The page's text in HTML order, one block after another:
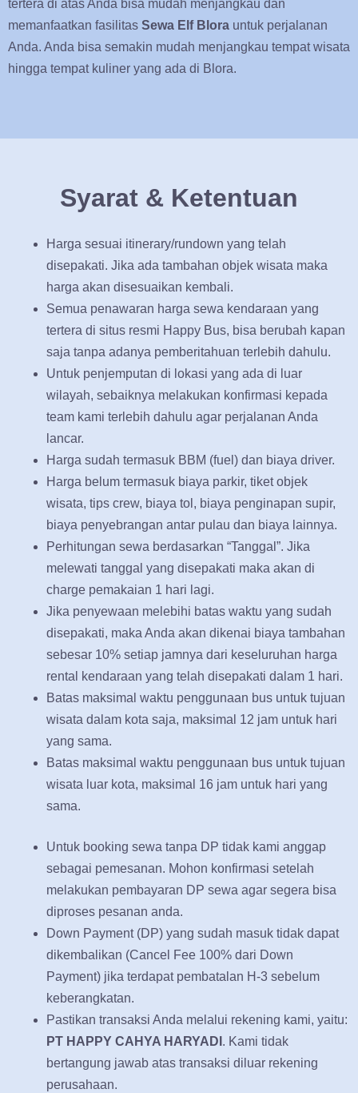
tertera di atas Anda bisa mudah menjangkau dan
memanfaatkan fasilitas Sewa Elf Blora untuk perjalanan
Anda. Anda bisa semakin mudah menjangkau tempat wisata
hingga tempat kuliner yang ada di Blora.
Syarat & Ketentuan
Harga sesuai itinerary/rundown yang telah
disepakati. Jika ada tambahan objek wisata maka
harga akan disesuaikan kembali.
Semua penawaran harga sewa kendaraan yang
tertera di situs resmi Happy Bus, bisa berubah kapan
saja tanpa adanya pemberitahuan terlebih dahulu.
Untuk penjemputan di lokasi yang ada di luar
wilayah, sebaiknya melakukan konfirmasi kepada
team kami terlebih dahulu agar perjalanan Anda
lancar.
Harga sudah termasuk BBM (fuel) dan biaya driver.
Harga belum termasuk biaya parkir, tiket objek
wisata, tips crew, biaya tol, biaya penginapan supir,
biaya penyebrangan antar pulau dan biaya lainnya.
Perhitungan sewa berdasarkan “Tanggal”. Jika
melewati tanggal yang disepakati maka akan di
charge pemakaian 1 hari lagi.
Jika penyewaan melebihi batas waktu yang sudah
disepakati, maka Anda akan dikenai biaya tambahan
sebesar 10% setiap jamnya dari keseluruhan harga
rental kendaraan yang telah disepakati dalam 1 hari.
Batas maksimal waktu penggunaan bus untuk tujuan
wisata dalam kota saja, maksimal 12 jam untuk hari
yang sama.
Batas maksimal waktu penggunaan bus untuk tujuan
wisata luar kota, maksimal 16 jam untuk hari yang
sama.
Untuk booking sewa tanpa DP tidak kami anggap
sebagai pemesanan. Mohon konfirmasi setelah
melakukan pembayaran DP sewa agar segera bisa
diproses pesanan anda.
Down Payment (DP) yang sudah masuk tidak dapat
dikembalikan (Cancel Fee 100% dari Down
Payment) jika terdapat pembatalan H-3 sebelum
keberangkatan.
Pastikan transaksi Anda melalui rekening kami, yaitu:
PT HAPPY CAHYA HARYADI . Kami tidak
bertangung jawab atas transaksi diluar rekening
perusahaan.